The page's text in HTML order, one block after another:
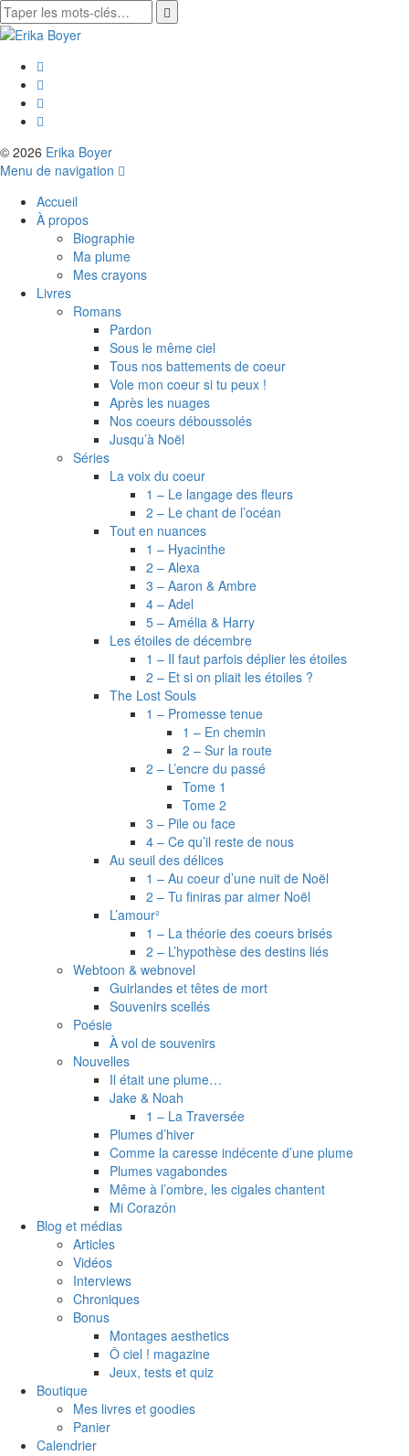
© 2026 Erika Boyer
Menu de navigation
Accueil
À propos
Biographie
Ma plume
Mes crayons
Livres
Romans
Pardon
Sous le même ciel
Tous nos battements de coeur
Vole mon coeur si tu peux !
Après les nuages
Nos coeurs déboussolés
Jusqu’à Noël
Séries
La voix du coeur
1 – Le langage des fleurs
2 – Le chant de l’océan
Tout en nuances
1 – Hyacinthe
2 – Alexa
3 – Aaron & Ambre
4 – Adel
5 – Amélia & Harry
Les étoiles de décembre
1 – Il faut parfois déplier les étoiles
2 – Et si on pliait les étoiles ?
The Lost Souls
1 – Promesse tenue
1 – En chemin
2 – Sur la route
2 – L’encre du passé
Tome 1
Tome 2
3 – Pile ou face
4 – Ce qu’il reste de nous
Au seuil des délices
1 – Au coeur d’une nuit de Noël
2 – Tu finiras par aimer Noël
L’amour²
1 – La théorie des coeurs brisés
2 – L’hypothèse des destins liés
Webtoon & webnovel
Guirlandes et têtes de mort
Souvenirs scellés
Poésie
À vol de souvenirs
Nouvelles
Il était une plume…
Jake & Noah
1 – La Traversée
Plumes d’hiver
Comme la caresse indécente d’une plume
Plumes vagabondes
Même à l’ombre, les cigales chantent
Mi Corazón
Blog et médias
Articles
Vidéos
Interviews
Chroniques
Bonus
Montages aesthetics
Ô ciel ! magazine
Jeux, tests et quiz
Boutique
Mes livres et goodies
Panier
Calendrier